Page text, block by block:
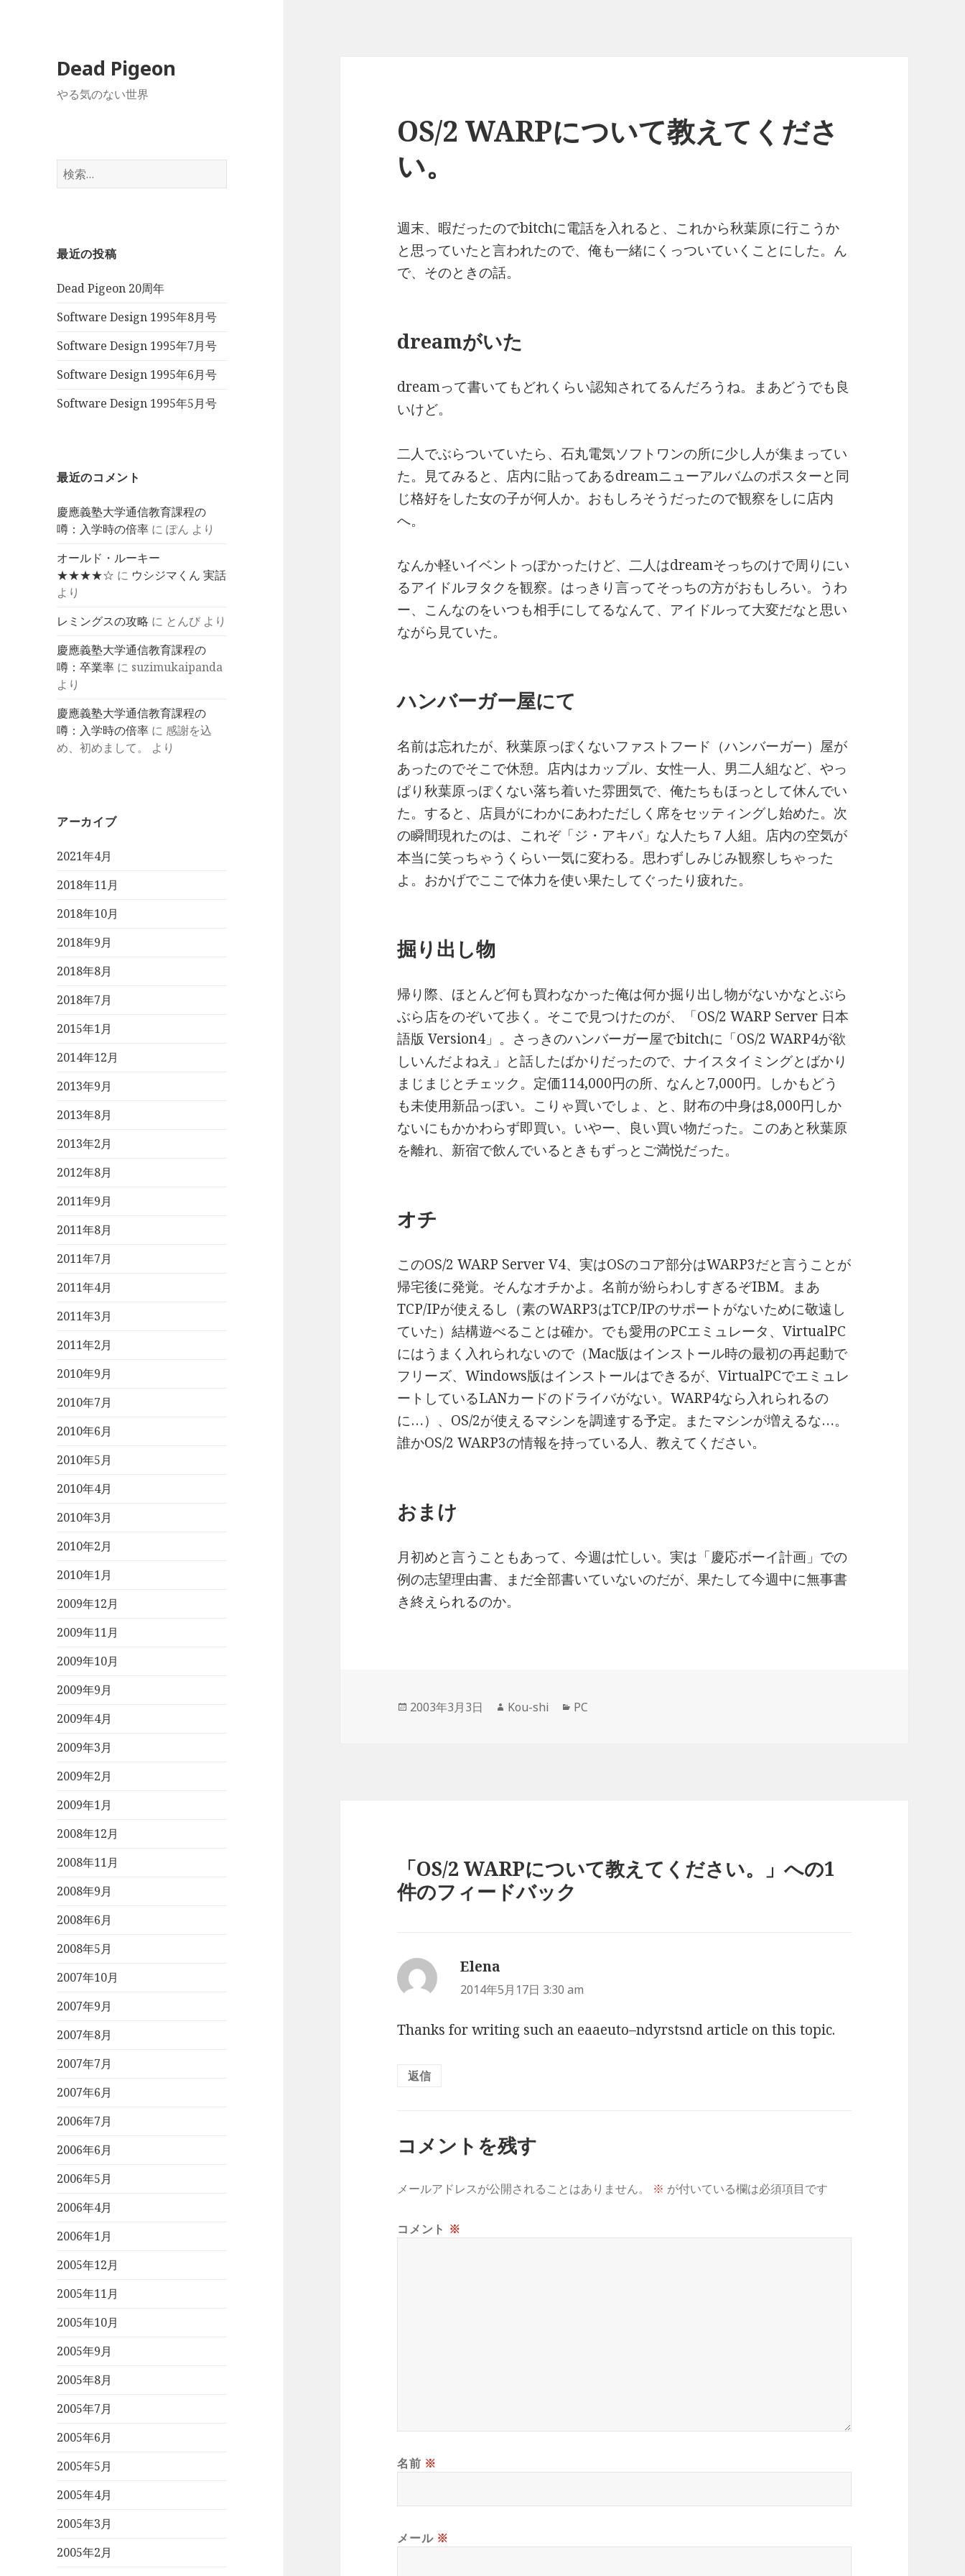
Dead Pigeon
やる気のない世界
検
索:
最近の投稿
Dead Pigeon 20周年
Software Design 1995年8月号
Software Design 1995年7月号
Software Design 1995年6月号
Software Design 1995年5月号
最近のコメント
慶應義塾大学通信教育課程の
噂：入学時の倍率 にぽん より
オールド・ルーキー
★★★★☆ に ウシジマくん 実話
より
レミングスの攻略 に とんび より
慶應義塾大学通信教育課程の
噂：卒業率 に suzimukaipanda
より
慶應義塾大学通信教育課程の
噂：入学時の倍率 に 感謝を込
め、初めまして。
より
アーカイブ
2021年4月
2018年11月
2018年10月
2018年9月
2018年8月
2018年7月
2015年1月
2014年12月
2013年9月
2013年8月
2013年2月
2012年8月
2011年9月
2011年8月
2011年7月
2011年4月
2011年3月
2011年2月
2010年9月
2010年7月
2010年6月
2010年5月
2010年4月
2010年3月
2010年2月
2010年1月
2009年12月
2009年11月
2009年10月
2009年9月
2009年4月
2009年3月
2009年2月
2009年1月
2008年12月
2008年11月
2008年9月
2008年6月
2008年5月
2007年10月
2007年9月
2007年8月
2007年7月
2007年6月
2006年7月
2006年6月
2006年5月
2006年4月
2006年1月
2005年12月
2005年11月
2005年10月
2005年9月
2005年8月
2005年7月
2005年6月
2005年5月
2005年4月
2005年3月
2005年2月
OS/2 WARPについて教えてくださ
い。
週末、暇だったのでbitchに電話を入れると、これから秋葉原に行こうか
と思っていたと言われたので、俺も一緒にくっついていくことにした。ん
で、そのときの話。
dreamがいた
dreamって書いてもどれくらい認知されてるんだろうね。まあどうでも良
いけど。
二人でぶらついていたら、石丸電気ソフトワンの所に少し人が集まってい
た。見てみると、店内に貼ってあるdreamニューアルバムのポスターと同
じ格好をした女の子が何人か。おもしろそうだったので観察をしに店内
へ。
なんか軽いイベントっぽかったけど、二人はdreamそっちのけで周りにい
るアイドルヲタクを観察。はっきり言ってそっちの方がおもしろい。うわ
ー、こんなのをいつも相手にしてるなんて、アイドルって大変だなと思い
ながら見ていた。
ハンバーガー屋にて
名前は忘れたが、秋葉原っぽくないファストフード（ハンバーガー）屋が
あったのでそこで休憩。店内はカップル、女性一人、男二人組など、やっ
ぱり秋葉原っぽくない落ち着いた雰囲気で、俺たちもほっとして休んでい
た。すると、店員がにわかにあわただしく席をセッティングし始めた。次
の瞬間現れたのは、これぞ「ジ・アキバ」な人たち７人組。店内の空気が
本当に笑っちゃうくらい一気に変わる。思わずしみじみ観察しちゃった
よ。おかげでここで体力を使い果たしてぐったり疲れた。
掘り出し物
帰り際、ほとんど何も買わなかった俺は何か掘り出し物がないかなとぶら
ぶら店をのぞいて歩く。そこで見つけたのが、「OS/2 WARP Server 日本
語版 Version4」。さっきのハンバーガー屋でbitchに「OS/2 WARP4が欲
しいんだよねえ」と話したばかりだったので、ナイスタイミングとばかり
まじまじとチェック。定価114,000円の所、なんと7,000円。しかもどう
も未使用新品っぽい。こりゃ買いでしょ、と、財布の中身は8,000円しか
ないにもかかわらず即買い。いやー、良い買い物だった。このあと秋葉原
を離れ、新宿で飲んでいるときもずっとご満悦だった。
オチ
このOS/2 WARP Server V4、実はOSのコア部分はWARP3だと言うことが
帰宅後に発覚。そんなオチかよ。名前が紛らわしすぎるぞIBM。まあ
TCP/IPが使えるし（素のWARP3はTCP/IPのサポートがないために敬遠し
ていた）結構遊べることは確か。でも愛用のPCエミュレータ、VirtualPC
にはうまく入れられないので（Mac版はインストール時の最初の再起動で
フリーズ、Windows版はインストールはできるが、VirtualPCでエミュレ
ートしているLANカードのドライバがない。WARP4なら入れられるの
に…）、OS/2が使えるマシンを調達する予定。またマシンが増えるな…。
誰かOS/2 WARP3の情報を持っている人、教えてください。
おまけ
月初めと言うこともあって、今週は忙しい。実は「慶応ボーイ計画」での
例の志望理由書、まだ全部書いていないのだが、果たして今週中に無事書
き終えられるのか。
投
2003年3月3日
作
Kou-shi
カ
PC
「OS/2 WARPについて教えてください。」への1
件のフィードバック
Elena
り:
2014年5月17日 3:30 am
Thanks for writing such an eaaeuto–ndyrstsnd article on this topic.
返信
コメントを残す
メールアドレスが公開されることはありません。 ※ が付いている欄は必須項目です
コメント ※
名前 ※
メール ※